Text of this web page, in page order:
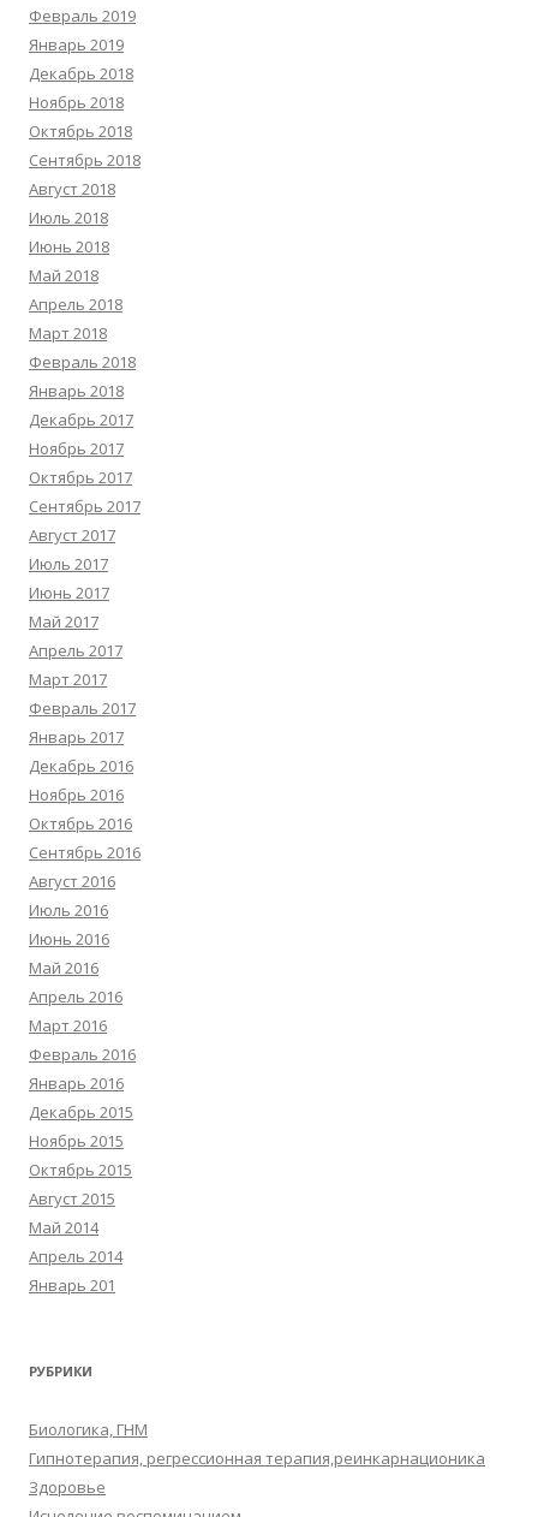
Февраль 2019
Январь 2019
Декабрь 2018
Ноябрь 2018
Октябрь 2018
Сентябрь 2018
Август 2018
Июль 2018
Июнь 2018
Май 2018
Апрель 2018
Март 2018
Февраль 2018
Январь 2018
Декабрь 2017
Ноябрь 2017
Октябрь 2017
Сентябрь 2017
Август 2017
Июль 2017
Июнь 2017
Май 2017
Апрель 2017
Март 2017
Февраль 2017
Январь 2017
Декабрь 2016
Ноябрь 2016
Октябрь 2016
Сентябрь 2016
Август 2016
Июль 2016
Июнь 2016
Май 2016
Апрель 2016
Март 2016
Февраль 2016
Январь 2016
Декабрь 2015
Ноябрь 2015
Октябрь 2015
Август 2015
Май 2014
Апрель 2014
Январь 201
РУБРИКИ
Биологика, ГНМ
Гипнотерапия, регрессионная терапия,реинкарнационика
Здоровье